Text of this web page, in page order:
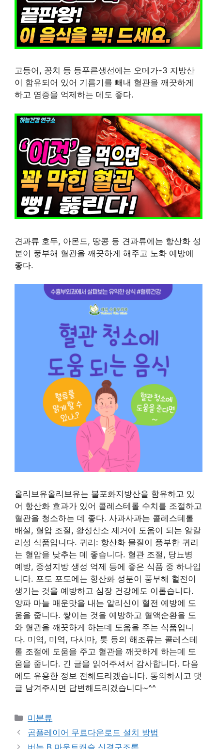
고등어, 꽁치 등 등푸른생선에는 오메가-3 지방산
이 함유되어 있어 기름기를 빼내 혈관을 깨끗하게
하고 염증을 억제하는 데도 좋다.
견과류 호두, 아몬드, 땅콩 등 견과류에는 항산화 성
분이 풍부해 혈관을 깨끗하게 해주고 노화 예방에
좋다.
올리브유올리브유는 불포화지방산을 함유하고 있
어 항산화 효과가 있어 콜레스테롤 수치를 조절하고
혈관을 청소하는 데 좋다. 사과사과는 콜레스테롤
배설, 혈압 조절, 활성산소 제거에 도움이 되는 알칼
리성 식품입니다. 귀리: 항산화 물질이 풍부한 귀리
는 혈압을 낮추는 데 좋습니다. 혈관 조절, 당뇨병
예방, 중성지방 생성 억제 등에 좋은 식품 중 하나입
니다. 포도 포도에는 항산화 성분이 풍부해 혈전이
생기는 것을 예방하고 심장 건강에도 이롭습니다.
양파 마늘 매운맛을 내는 알리신이 혈전 예방에 도
움을 줍니다. 쌓이는 것을 예방하고 혈액순환을 도
와 혈관을 깨끗하게 하는데 도움을 주는 식품입니
다. 미역, 미역, 다시마, 톳 등의 해조류는 콜레스테
롤 조절에 도움을 주고 혈관을 깨끗하게 하는데 도
움을 줍니다. 긴 글을 읽어주셔서 감사합니다. 다음
에도 유용한 정보 전해드리겠습니다. 동의하시고 댓
글 남겨주시면 답변해드리겠습니다~^^
Categories
미분류
곰플레이어 무료다운로드 설치 방법
버논 B 마운트캐슬 신경구조론